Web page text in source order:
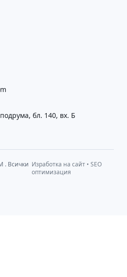
бл. 140, вх. Б
. Всички Изработка на сайт •SEO
оптимизация